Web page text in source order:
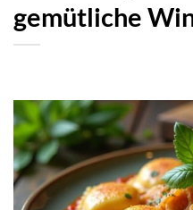
gemütliche